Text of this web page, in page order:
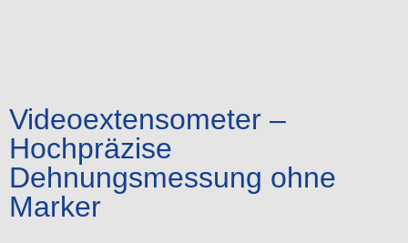
Videoextensometer –
Hochpräzise
Dehnungsmessung ohne
Marker